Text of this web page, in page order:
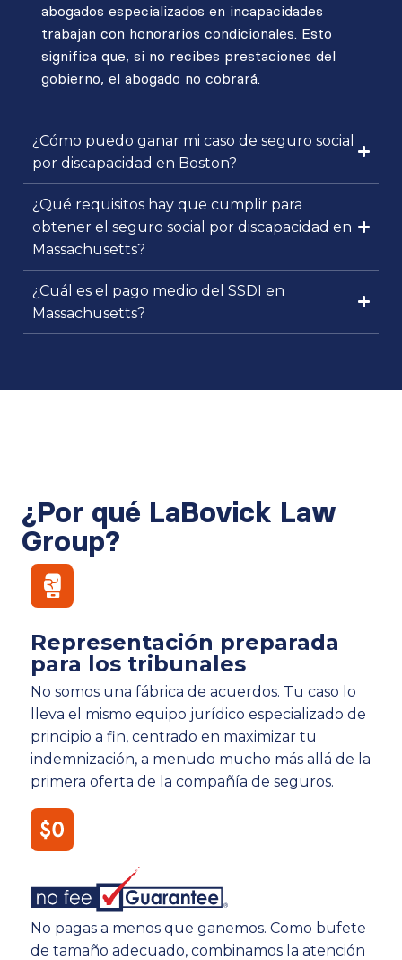
abogados especializados en incapacidades
trabajan con honorarios condicionales. Esto
significa que, si no recibes prestaciones del
gobierno, el abogado no cobrará.
¿Cómo puedo ganar mi caso de seguro social
por discapacidad en Boston?
¿Qué requisitos hay que cumplir para
obtener el seguro social por discapacidad en
Massachusetts?
¿Cuál es el pago medio del SSDI en
Massachusetts?
¿Por qué LaBovick Law
Group?
Representación preparada
para los tribunales
No somos una fábrica de acuerdos. Tu caso lo
lleva el mismo equipo jurídico especializado de
principio a fin, centrado en maximizar tu
indemnización, a menudo mucho más allá de la
primera oferta de la compañía de seguros.
No pagas a menos que ganemos. Como bufete
de tamaño adecuado, combinamos la atención